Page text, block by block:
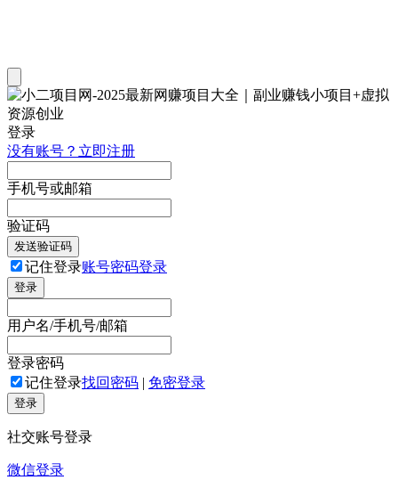
登录
没有账号？立即注册
手机号或邮箱
验证码
发送验证码
记住登录账号密码登录
登录
用户名/手机号/邮箱
登录密码
记住登录找回密码 | 免密登录
登录
社交账号登录
微信登录